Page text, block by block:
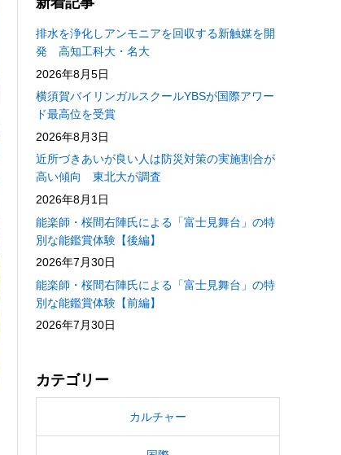
排水を浄化しアンモニアを回収する新触媒を開
発 高知工科大・名大
2026年8月5日
横須賀バイリンガルスクールYBSが国際アワー
ド最高位を受賞
2026年8月3日
近所づきあいが良い人は防災対策の実施割合が
高い傾向 東北大が調査
2026年8月1日
能楽師・桜間右陣氏による「富士見舞台」の特
別な能鑑賞体験【後編】
2026年7月30日
能楽師・桜間右陣氏による「富士見舞台」の特
別な能鑑賞体験【前編】
2026年7月30日
カテゴリー
カルチャー